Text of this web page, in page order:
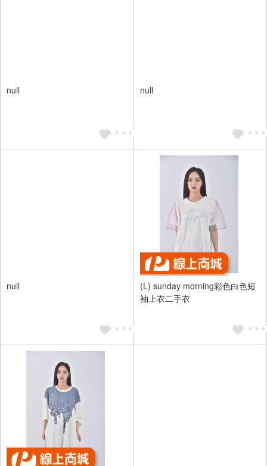
null null
null
(L) sunday morning彩色白色短
袖上衣二手衣